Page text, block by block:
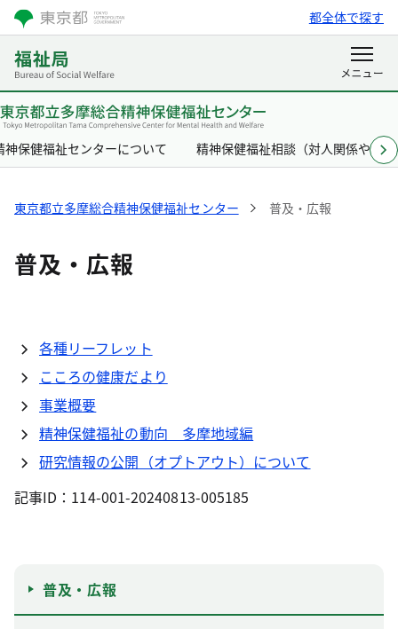
都全体で探す
神保健福祉センターについて 精神保健福祉相談（対人関係やこ
東京都立多摩総合精神保健福祉センター 普及・広報
普及・広報
各種リーフレット
こころの健康だより
事業概要
精神保健福祉の動向 多摩地域編
研究情報の公開（オプトアウト）について
記事ID：114-001-20240813-005185
普及・広報